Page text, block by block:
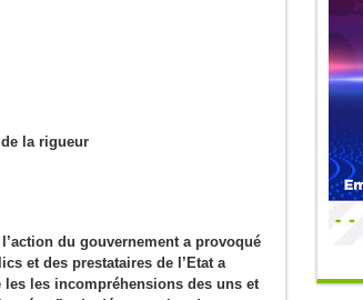
la rigueur
du gouvernement a provoqué
et des prestataires de l’Etat a
les incompréhensions des uns et